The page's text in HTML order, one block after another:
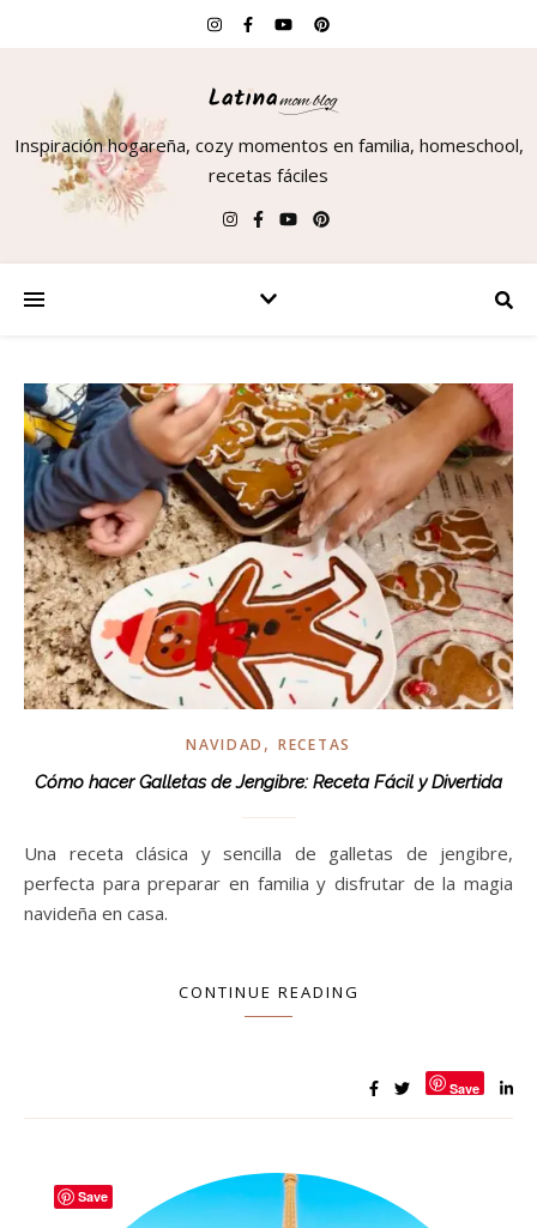
Inspiración hogareña, cozy momentos en familia, homeschool,
recetas fáciles
NAVIDAD , RECETAS
Cómo hacer Galletas de Jengibre: Receta Fácil y Divertida
Una receta clásica y sencilla de galletas de jengibre,
perfecta para preparar en familia y disfrutar de la magia
navideña en casa.
CONTINUE READING
Save
Save